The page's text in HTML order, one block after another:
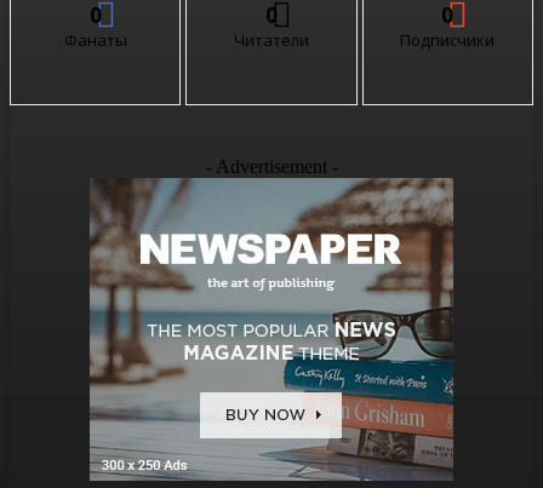
0
Фанаты
0
Читатели
0
Подписчики
- Advertisement -